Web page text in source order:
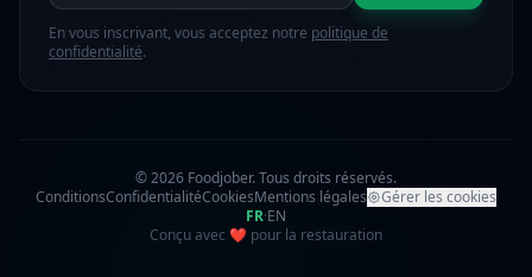
En vous inscrivant, vous acceptez notre politique de
confidentialité.
© 2026 Foodjober. Tous droits réservés.
ConditionsConfidentialitéCookiesMentions légales
Gérer les cookies
FR·EN
Conçu avec ❤ amour
pour la restauration